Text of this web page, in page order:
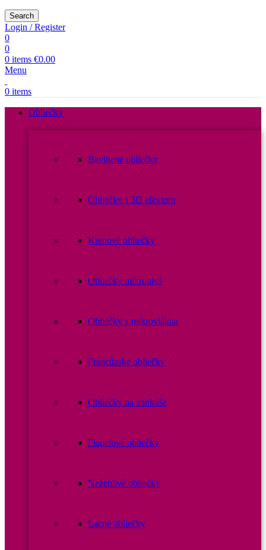
Search
Login / Register
0
0
0 items €0.00
Menu
0 items
Obliečky
Bavlnené obliečky
Obliečky s 3D efektom
Krepové obliečky
Obliečky mikroplyš
Obliečky z mikrovlákna
Francúzske obliečky
Obliečky na vankúše
Flanelové obliečky
Nežehlivé obliečky
Lacné obliečky